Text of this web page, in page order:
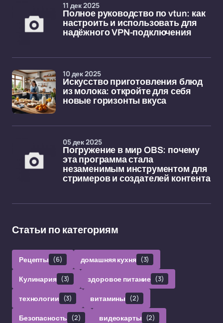
Полное руководство по vtun: как
настроить и использовать для
надёжного VPN-подключения
11 дек 2025
Искусство приготовления блюд
из молока: откройте для себя
новые горизонты вкуса
10 дек 2025
Погружение в мир OBS: почему
эта программа стала
незаменимым инструментом для
стримеров и создателей контента
05 дек 2025
Статьи по категориям
Рецепты (6) домашняя кухня (3)
Кулинария (3) здоровое питание (3)
технологии (3) витамины (2)
Безопасность (2) видеокарты (2)